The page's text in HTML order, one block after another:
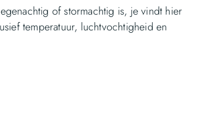
of stormachtig is, je vindt hier
temperatuur, luchtvochtigheid en